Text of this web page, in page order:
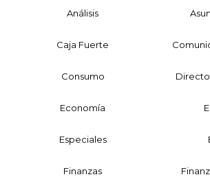
Análisis
Caja Fuerte
Consumo
Economía
Especiales
Finanzas